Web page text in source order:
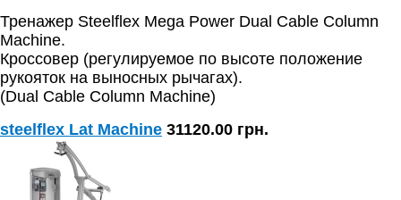
Тренажер Steelflex Mega Power Dual Cable Column
Machine.
Кроссовер (регулируемое по высоте положение
рукояток на выносных рычагах).
(Dual Cable Column Machine)
steelflex Lat Machine 31120.00 грн.